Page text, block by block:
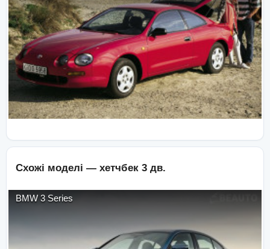
Схожі моделі — хетчбек 3 дв.
BMW 3 Series